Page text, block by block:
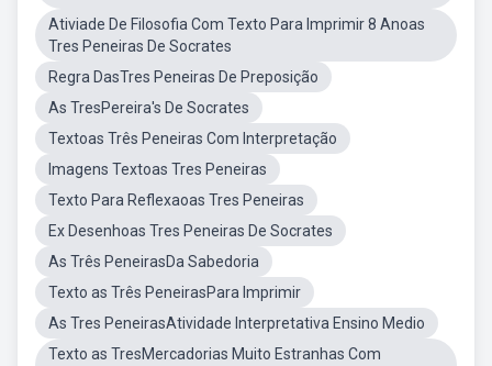
Ativiade De Filosofia Com Texto Para Imprimir 8 Anoas
Tres Peneiras De Socrates
Regra DasTres Peneiras De Preposição
As TresPereira's De Socrates
Textoas Três Peneiras Com Interpretação
Imagens Textoas Tres Peneiras
Texto Para Reflexaoas Tres Peneiras
Ex Desenhoas Tres Peneiras De Socrates
As Três PeneirasDa Sabedoria
Texto as Três PeneirasPara Imprimir
As Tres PeneirasAtividade Interpretativa Ensino Medio
Texto as TresMercadorias Muito Estranhas Com